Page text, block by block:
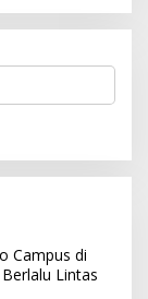
Campus di
Lintas